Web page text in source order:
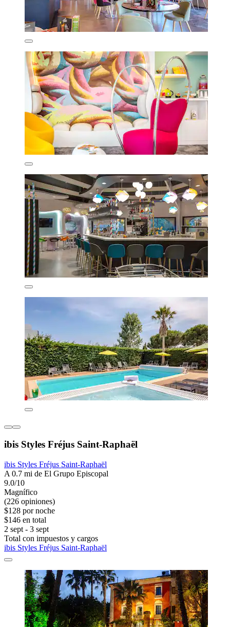
ibis Styles Fréjus Saint-Raphaël
ibis Styles Fréjus Saint-Raphaël
A 0.7 mi de El Grupo Episcopal
9.0/10
Magnífico
(226 opiniones)
$128 por noche
$146 en total
2 sept - 3 sept
Total con impuestos y cargos
ibis Styles Fréjus Saint-Raphaël